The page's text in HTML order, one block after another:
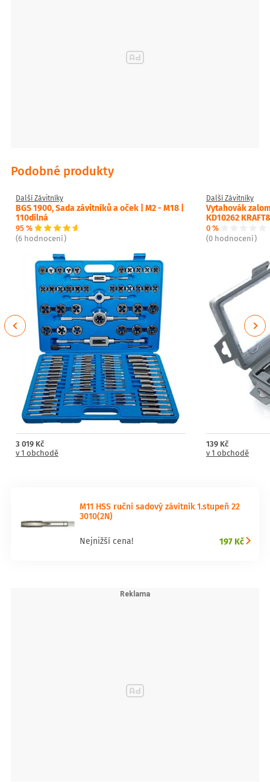
Podobné produkty
Další Závitníky
BGS 1900, Sada závitníků a oček | M2 - M18 |
110dílná
95 %
(6 hodnocení)
3 019 Kč
v 1 obchodě
Další Závitníky
Vytahovák
KD10262
0 %
(0 hodnocení)
139 Kč
v 1 obchodě
Previous Next
M11 HSS ruční sadový závitník 1.stupeň 22
3010(2N)
Nejnižší cena! 197 Kč